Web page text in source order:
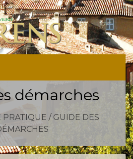
démarches
PRATIQUE / GUIDE DES